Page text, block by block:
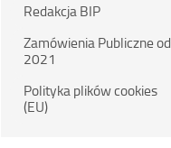
Redakcja BIP
Zamówienia Publiczne od
2021
Polityka plików cookies
(EU)